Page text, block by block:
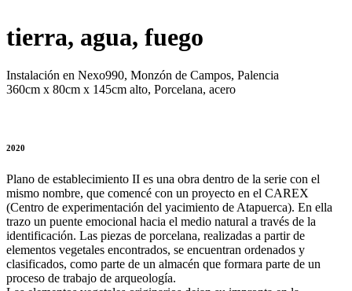
tierra, agua, fuego
Instalación en Nexo990, Monzón de Campos, Palencia
360cm x 80cm x 145cm alto, Porcelana, acero
2020
Plano de establecimiento II es una obra dentro de la serie con el
mismo nombre, que comencé con un proyecto en el CAREX
(Centro de experimentación del yacimiento de Atapuerca). En ella
trazo un puente emocional hacia el medio natural a través de la
identificación. Las piezas de porcelana, realizadas a partir de
elementos vegetales encontrados, se encuentran ordenados y
clasificados, como parte de un almacén que formara parte de un
proceso de trabajo de arqueología.